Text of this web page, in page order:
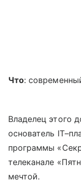
Что:
Владелец этого
основатель
программы
телеканале
мечтой.